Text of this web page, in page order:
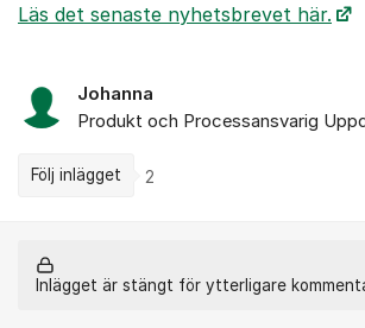
Läs det senaste nyhetsbrevet här.
Johanna
Produkt och Processansvarig
Följ inlägget 2
Inlägget är stängt för ytterligare